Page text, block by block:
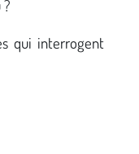
qui interrogent